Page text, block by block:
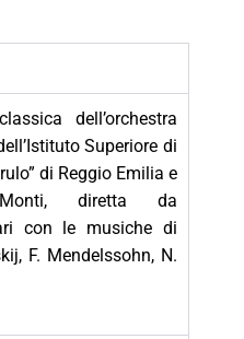
dell’orchestra
Superiore di
di Reggio Emilia e
diretta da
con le musiche di
F. Mendelssohn, N.